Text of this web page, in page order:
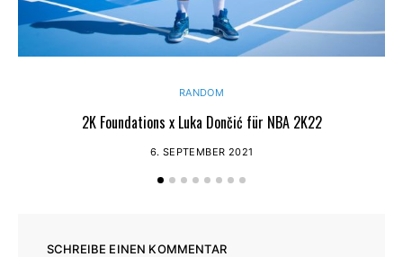
RANDOM
2K Foundations x Luka Dončić für NBA 2K22
6. SEPTEMBER 2021
SCHREIBE EINEN KOMMENTAR